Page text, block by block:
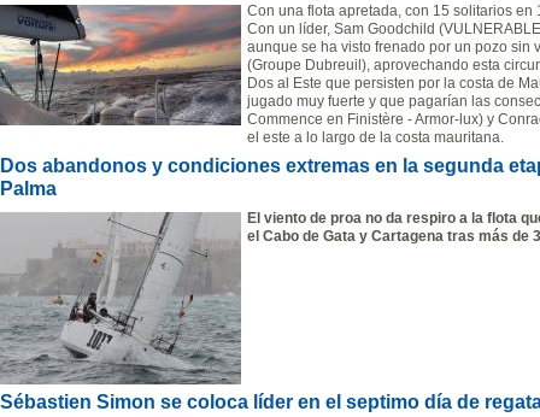
Con una flota apretada, con 15 solitarios
Con un líder, Sam Goodchild
aunque se ha visto frenado por un pozo sin
(Groupe Dubreuil), aprovechando esta
Dos al Este que persisten por la costa de
jugado muy fuerte y que pagarían las
Commence en Finistère - Armor-lux) y
el este a lo largo de la costa mauritana.
Dos abandonos y condiciones extremas en la segunda
Palma
El viento de proa no da respiro a la flota
el Cabo de Gata y Cartagena tras más de
Sébastien Simon se coloca líder en el septimo día de